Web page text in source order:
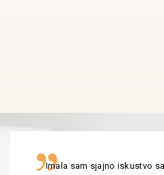
Imala sam sjajno iskustvo